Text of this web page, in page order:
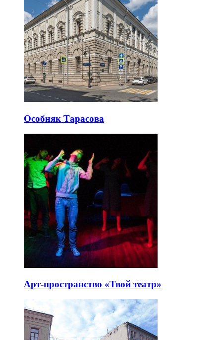
Особняк Тарасова
Арт-пространство «Твой театр»